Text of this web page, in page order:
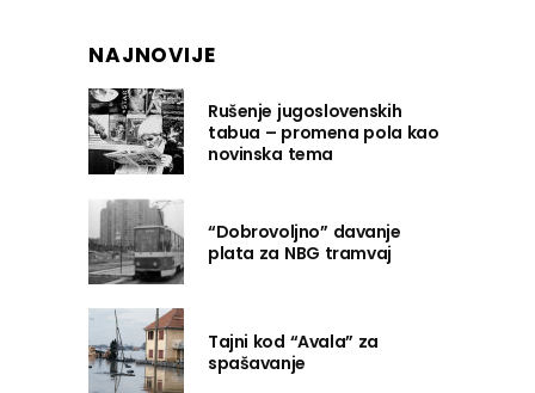
NAJNOVIJE
Rušenje jugoslovenskih
tabua – promena pola kao
novinska tema
“Dobrovoljno” davanje
plata za NBG tramvaj
Tajni kod “Avala” za
spašavanje